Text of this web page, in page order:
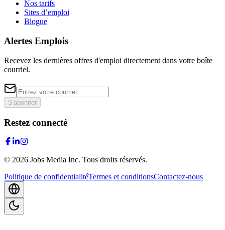
Nos tarifs
Sites d’emploi
Blogue
Alertes Emplois
Recevez les dernières offres d'emploi directement dans votre boîte
courriel.
S'abonner
Restez connecté
© 2026 Jobs Media Inc. Tous droits réservés.
Politique de confidentialitéTermes et conditionsContactez-nous